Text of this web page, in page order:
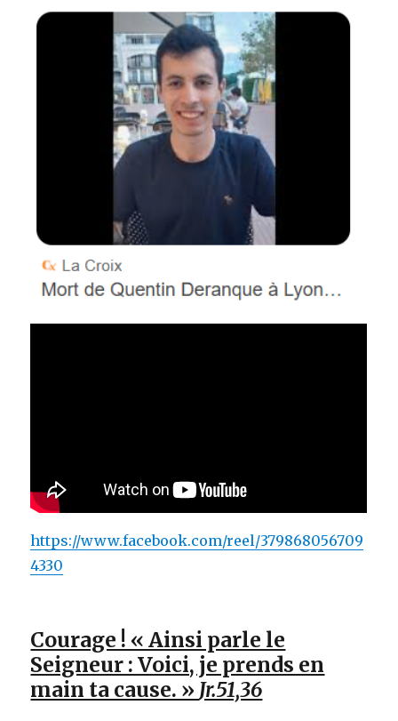
https://www.facebook.com/reel/379868056709
4330
Courage ! « Ainsi parle le
Seigneur : Voici, je prends en
main ta cause. » Jr.51,36